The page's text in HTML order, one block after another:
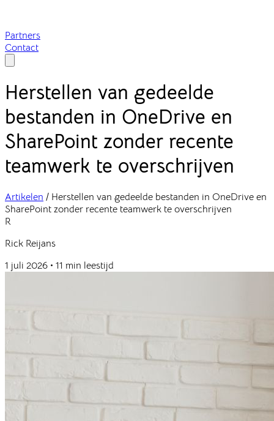
Partners
Contact
Herstellen van gedeelde
bestanden in OneDrive en
SharePoint zonder recente
teamwerk te overschrijven
Artikelen / Herstellen van gedeelde bestanden in OneDrive en
SharePoint zonder recente teamwerk te overschrijven
R
Rick Reijans
1 juli 2026 • 11 min leestijd